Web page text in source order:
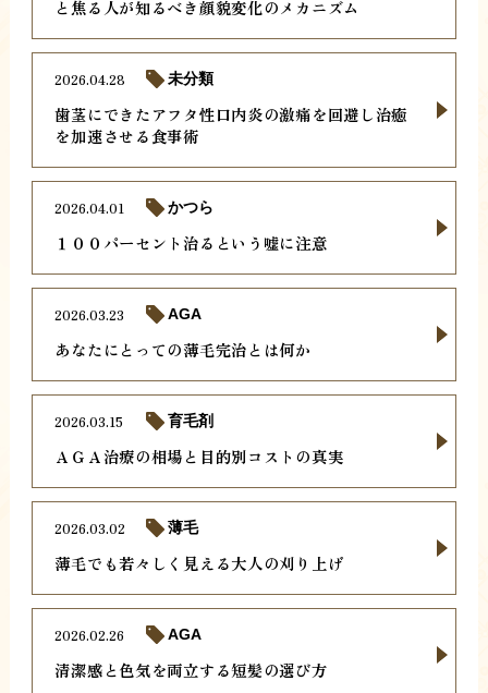
と焦る人が知るべき顔貌変化のメカニズム
歯茎にできたアフタ性口内炎の激痛を回避し治癒
を加速させる食事術
2026.04.28 未分類
１００パーセント治るという嘘に注意
2026.04.01 かつら
あなたにとっての薄毛完治とは何か
2026.03.23 AGA
ＡＧＡ治療の相場と目的別コストの真実
2026.03.15 育毛剤
薄毛でも若々しく見える大人の刈り上げ
2026.03.02 薄毛
清潔感と色気を両立する短髪の選び方
2026.02.26 AGA